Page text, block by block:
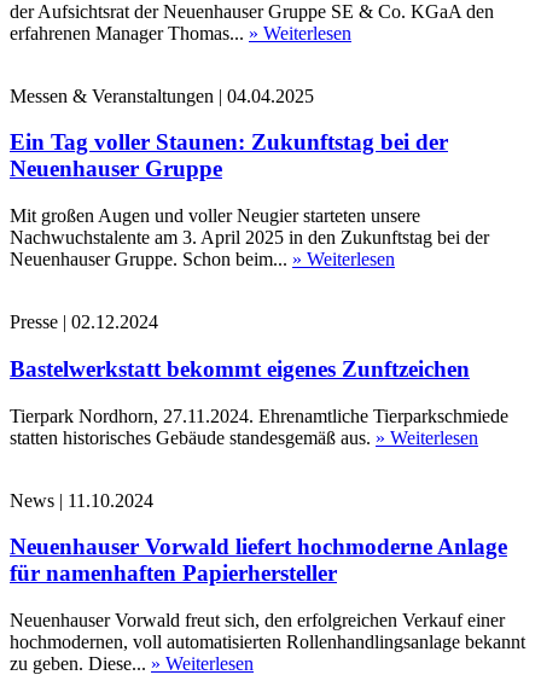
der Aufsichtsrat der Neuenhauser Gruppe SE & Co. KGaA den
erfahrenen Manager Thomas... » Weiterlesen
Messen & Veranstaltungen | 04.04.2025
Ein Tag voller Staunen: Zukunftstag bei der
Neuenhauser Gruppe
Mit großen Augen und voller Neugier starteten unsere
Nachwuchstalente am 3. April 2025 in den Zukunftstag bei der
Neuenhauser Gruppe. Schon beim... » Weiterlesen
Presse | 02.12.2024
Bastelwerkstatt bekommt eigenes Zunftzeichen
Tierpark Nordhorn, 27.11.2024. Ehrenamtliche Tierparkschmiede
statten historisches Gebäude standesgemäß aus. » Weiterlesen
News | 11.10.2024
Neuenhauser Vorwald liefert hochmoderne Anlage
für namenhaften Papierhersteller
Neuenhauser Vorwald freut sich, den erfolgreichen Verkauf einer
hochmodernen, voll automatisierten Rollenhandlingsanlage bekannt
zu geben. Diese... » Weiterlesen